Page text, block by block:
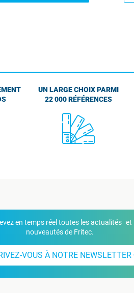
UN LARGE CHOIX PARMI
22 000 RÉFÉRENCES
en temps réel toutes les actualités et
nouveautés de Fritec.
VOUS À NOTRE NEWSLETTER